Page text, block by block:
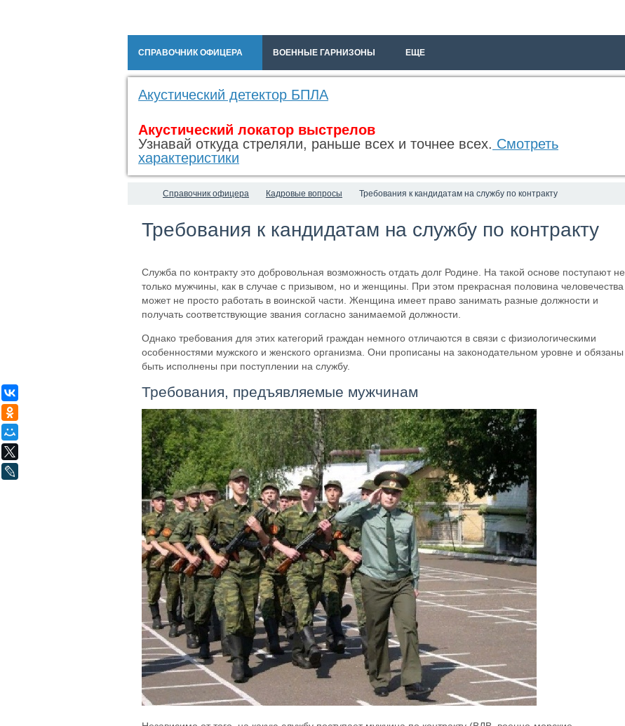
СПРАВОЧНИК ОФИЦЕРА ВОЕННЫЕ ГАРНИЗОНЫ ЕЩЕ
Акустический детектор БПЛА
Акустический локатор выстрелов
Узнавай откуда стреляли, раньше всех и точнее всех. Смотреть
характеристики
Справочник офицера Кадровые вопросы Требования к кандидатам на службу по контракту
Требования к кандидатам на службу по контракту
Служба по контракту это добровольная возможность отдать долг Родине. На такой основе поступают не
только мужчины, как в случае с призывом, но и женщины. При этом прекрасная половина человечества
может не просто работать в воинской части. Женщина имеет право занимать разные должности и
получать соответствующие звания согласно занимаемой должности.
Однако требования для этих категорий граждан немного отличаются в связи с физиологическими
особенностями мужского и женского организма. Они прописаны на законодательном уровне и обязаны
быть исполнены при поступлении на службу.
Требования, предъявляемые мужчинам